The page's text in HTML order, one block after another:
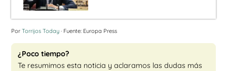
Por Torrijos Today · Fuente: Europa Press
¿Poco tiempo?
Te resumimos esta noticia y aclaramos las dudas más